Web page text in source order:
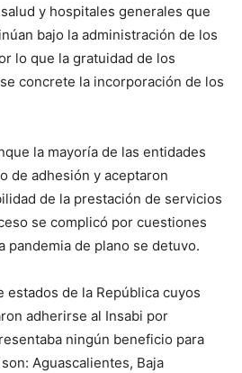
y hospitales generales que
bajo la administración de los
lo que la gratuidad de los
concrete la incorporación de los
la mayoría de las entidades
de adhesión y aceptaron
de la prestación de servicios
se complicó por cuestiones
pandemia de plano se detuvo.
estados de la República cuyos
adherirse al Insabi por
ningún beneficio para
Aguascalientes, Baja